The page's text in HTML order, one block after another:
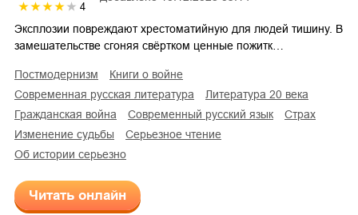
4
Эксплозии повреждают хрестоматийную для людей тишину. В
замешательстве сгоняя свёртком ценные пожитк…
постмодернизм
книги о войне
современная русская литература
литература 20 века
гражданская война
современный русский язык
страх
изменение судьбы
серьезное чтение
об истории серьезно
Читать онлайн